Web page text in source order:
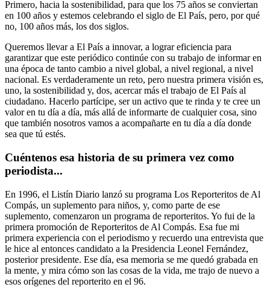
Primero, hacia la sostenibilidad, para que los 75 años se conviertan
en 100 años y estemos celebrando el siglo de El País, pero, por qué
no, 100 años más, los dos siglos.
Queremos llevar a El País a innovar, a lograr eficiencia para
garantizar que este periódico continúe con su trabajo de informar en
una época de tanto cambio a nivel global, a nivel regional, a nivel
nacional. Es verdaderamente un reto, pero nuestra primera visión es,
uno, la sostenibilidad y, dos, acercar más el trabajo de El País al
ciudadano. Hacerlo partícipe, ser un activo que te rinda y te cree un
valor en tu día a día, más allá de informarte de cualquier cosa, sino
que también nosotros vamos a acompañarte en tu día a día donde
sea que tú estés.
Cuéntenos esa historia de su primera vez como
periodista...
En 1996, el Listín Diario lanzó su programa Los Reporteritos de Al
Compás, un suplemento para niños, y, como parte de ese
suplemento, comenzaron un programa de reporteritos. Yo fui de la
primera promoción de Reporteritos de Al Compás. Esa fue mi
primera experiencia con el periodismo y recuerdo una entrevista que
le hice al entonces candidato a la Presidencia Leonel Fernández,
posterior presidente. Ese día, esa memoria se me quedó grabada en
la mente, y mira cómo son las cosas de la vida, me trajo de nuevo a
esos orígenes del reporterito en el 96.